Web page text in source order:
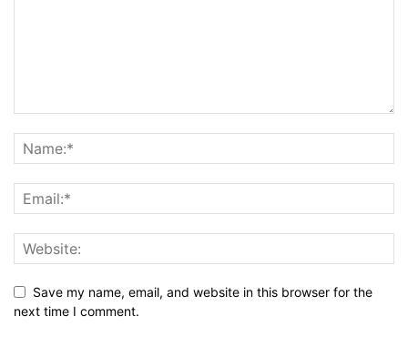
Save my name, email, and website in this browser for the
next time I comment.